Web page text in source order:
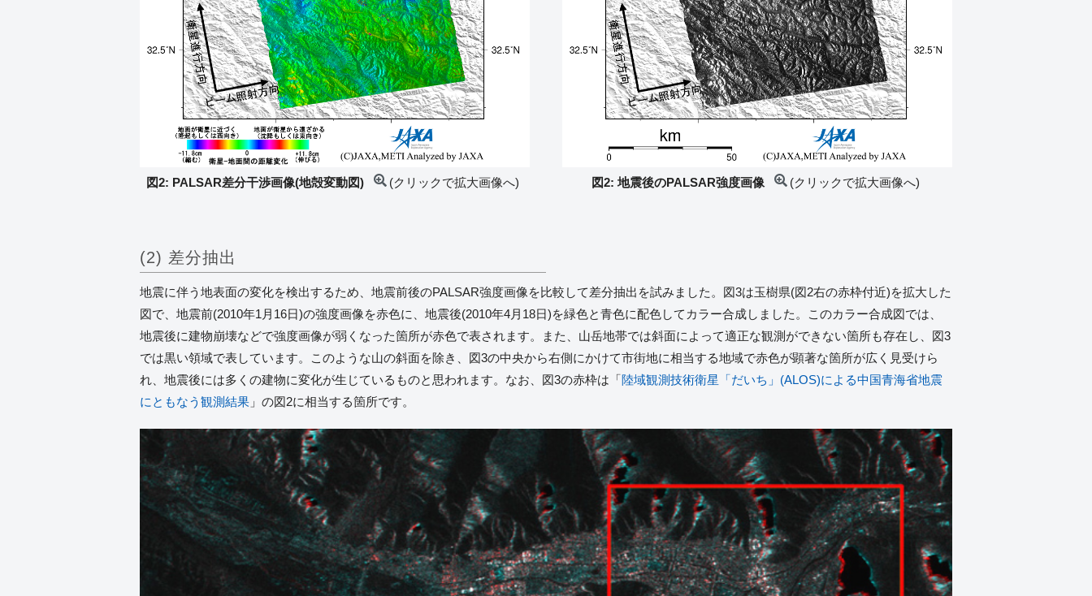
図2: PALSAR差分干渉画像(地殻変動図) (クリックで拡大画像へ) 図2: 地震後のPALSAR強度画像 (クリックで拡大画像へ)
(2) 差分抽出
地震に伴う地表面の変化を検出するため、地震前後のPALSAR強度画像を比較して差分抽出を試みました。図3は玉樹県(図2右の赤枠付近)を拡大した
図で、地震前(2010年1月16日)の強度画像を赤色に、地震後(2010年4月18日)を緑色と青色に配色してカラー合成しました。このカラー合成図では、
地震後に建物崩壊などで強度画像が弱くなった箇所が赤色で表されます。また、山岳地帯では斜面によって適正な観測ができない箇所も存在し、図3
では黒い領域で表しています。このような山の斜面を除き、図3の中央から右側にかけて市街地に相当する地域で赤色が顕著な箇所が広く見受けら
れ、地震後には多くの建物に変化が生じているものと思われます。なお、図3の赤枠は「陸域観測技術衛星「だいち」(ALOS)による中国青海省地震
にともなう観測結果 」の図2に相当する箇所です。